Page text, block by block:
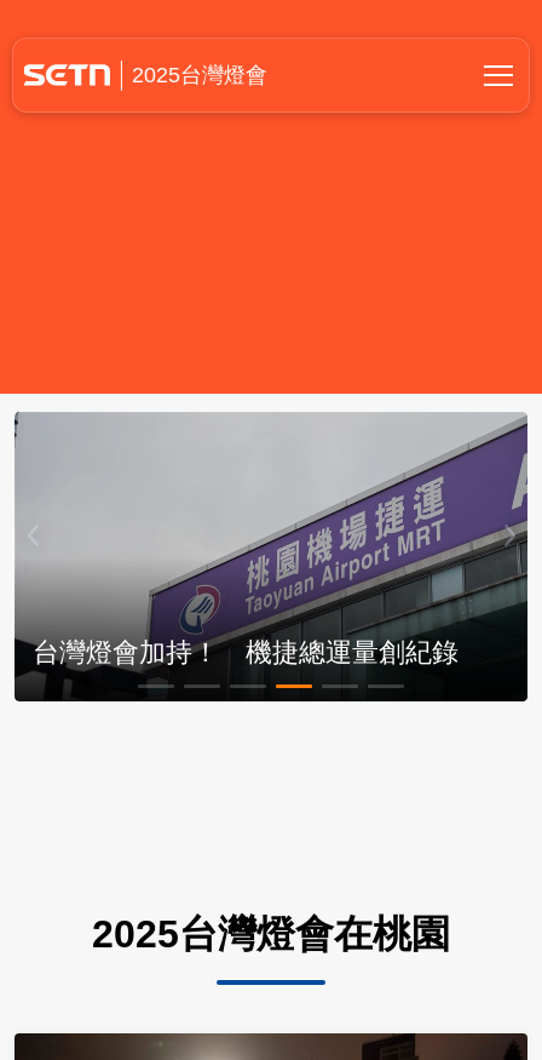
2025台灣燈會
台灣燈會加持！ 機捷總運量創紀錄
2025台灣燈會在桃園